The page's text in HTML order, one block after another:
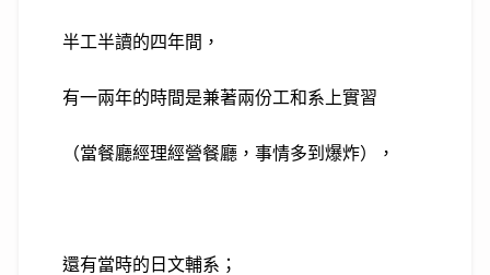
半工半讀的四年間，
有一兩年的時間是兼著兩份工和系上實習
（當餐廳經理經營餐廳，事情多到爆炸），
還有當時的日文輔系；